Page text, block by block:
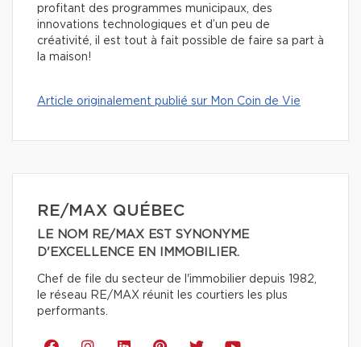
profitant des programmes municipaux, des
innovations technologiques et d’un peu de
créativité, il est tout à fait possible de faire sa part à
la maison!
Article originalement publié sur Mon Coin de Vie
RE/MAX QUÉBEC
LE NOM RE/MAX EST SYNONYME
D'EXCELLENCE EN IMMOBILIER.
Chef de file du secteur de l'immobilier depuis 1982,
le réseau RE/MAX réunit les courtiers les plus
performants.